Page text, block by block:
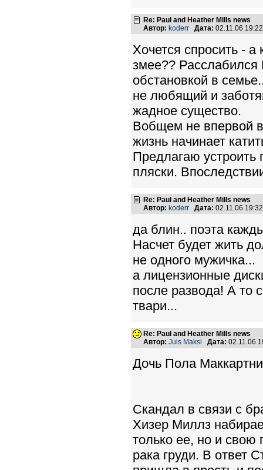
Re: Paul and Heather Mills news
Автор: koderr Дата: 02.11.06
Хочется спросить -
змее??
обстановкой в
не любящий и
жадное существо.
Вобщем не впервой
жизнь начинает
Предлагаю устроить
пляски.
Re: Paul and Heather Mills news
Автор: koderr Дата: 02.11.06
да блин.. поэта
Насчет будет жить
не одного мужичка...
а лицензионные
после развода! А то
твари...
Re: Paul and Heather Mills news
Автор: Juls Maksi Дата: 02.11.06
Дочь Пола
Скандал в связи с
Хизер Миллз
только ее, но и свою
рака груди. В ответ